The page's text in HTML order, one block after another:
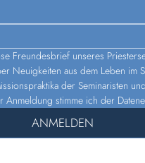
Freundesbrief unseres
Neuigkeiten aus dem Leben im
der Seminaristen
Anmeldung stimme ich der
ANMELDEN